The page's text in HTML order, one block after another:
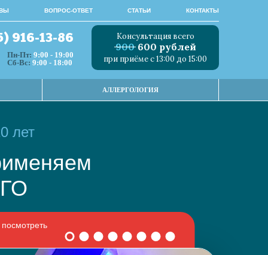
ВОПРОС-ОТВЕТ СТАТЬИ КОНТАКТЫ
916-13-86
Пн-Пт: 9:00 - 19:00
Сб-Вс: 9:00 - 18:00
Консультация всего
900 600 рублей
при приёме с 13:00 до 15:00
АЛЛЕРГОЛОГИЯ
лет